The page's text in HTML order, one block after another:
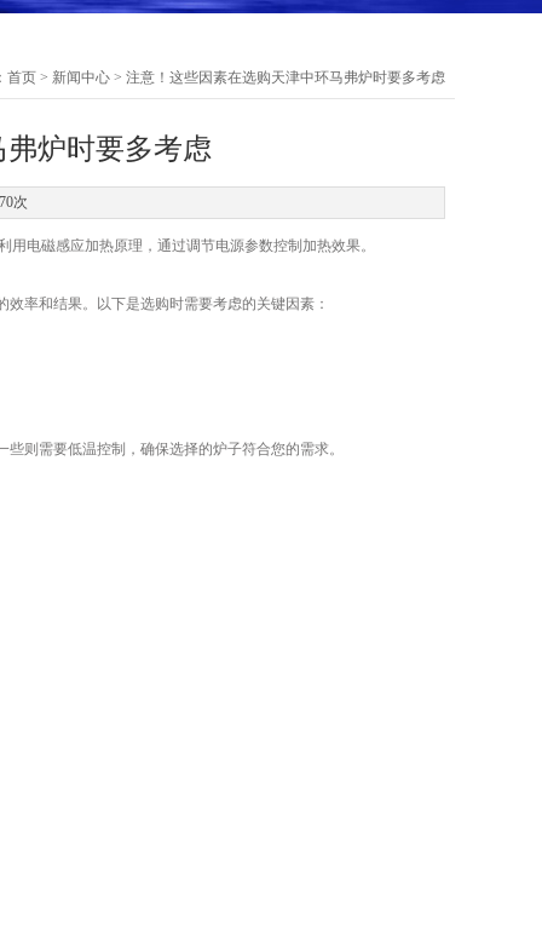
首页 > 新闻中心 > 注意！这些因素在选购天津中环马弗炉时要多考虑
炉时要多考虑
次
电磁感应加热原理，通过调节电源参数控制加热效果。
率和结果。以下是选购时需要考虑的关键因素：
则需要低温控制，确保选择的炉子符合您的需求。